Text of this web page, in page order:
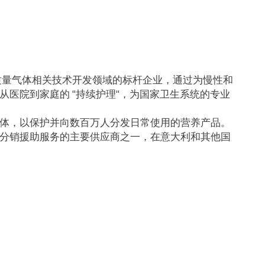
气体相关技术开发领域的标杆企业，通过为慢性和
医院到家庭的 "持续护理"，为国家卫生系统的专业
以保护并向数百万人分发日常使用的营养产品。
销援助服务的主要供应商之一，在意大利和其他国